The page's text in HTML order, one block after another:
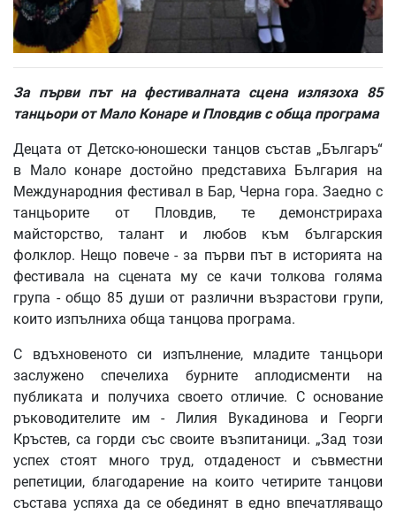
За първи път на фестивалната сцена излязоха 85
танцьори от Мало Конаре и Пловдив с обща програма
Децата от Детско-юношески танцов състав „Българъ“
в Мало конаре достойно представиха България на
Международния фестивал в Бар, Черна гора. Заедно с
танцьорите от Пловдив, те демонстрираха
майсторство, талант и любов към българския
фолклор. Нещо повече - за първи път в историята на
фестивала на сцената му се качи толкова голяма
група - общо 85 души от различни възрастови групи,
които изпълниха обща танцова програма.
С вдъхновеното си изпълнение, младите танцьори
заслужено спечелиха бурните аплодисменти на
публиката и получиха своето отличие. С основание
ръководителите им - Лилия Вукадинова и Георги
Кръстев, са горди със своите възпитаници. „Зад този
успех стоят много труд, отдаденост и съвместни
репетиции, благодарение на които четирите танцови
състава успяха да се обединят в едно впечатляващо